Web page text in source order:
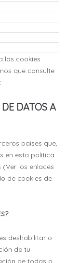
las cookies
que consulte
DATOS A
países que,
en esta política
los enlaces
de cookies de
deshabilitar o
de tu
de todas o